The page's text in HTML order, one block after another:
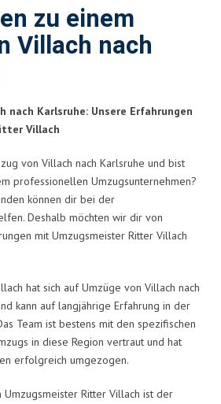
zu einem
Villach nach
nach Karlsruhe: Unsere Erfahrungen
Villach
von Villach nach Karlsruhe und bist
professionellen Umzugsunternehmen?
können dir bei der
Deshalb möchten wir dir von
mit Umzugsmeister Ritter Villach
hat sich auf Umzüge von Villach nach
kann auf langjährige Erfahrung in der
Team ist bestens mit den spezifischen
in diese Region vertraut und hat
erfolgreich umgezogen.
Ritter Villach ist der